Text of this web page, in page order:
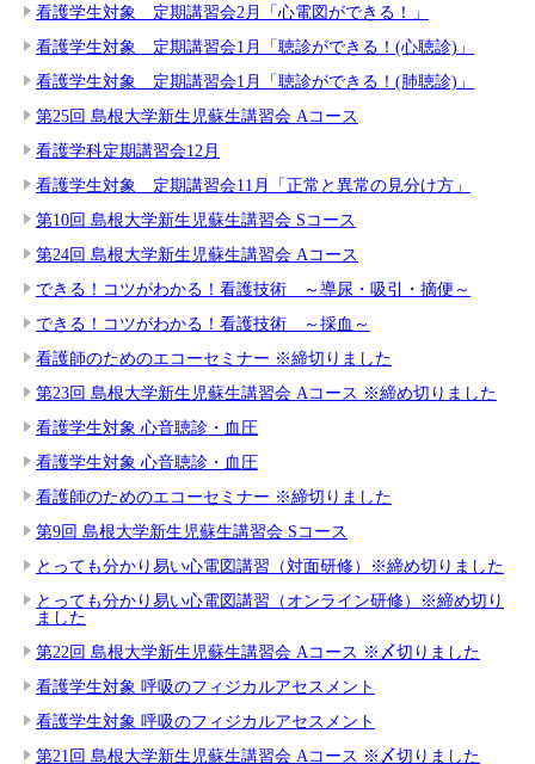
看護学生対象 定期講習会2月「心電図ができる！」
看護学生対象 定期講習会1月「聴診ができる！(心聴診)」
看護学生対象 定期講習会1月「聴診ができる！(肺聴診)」
第25回 島根大学新生児蘇生講習会 Aコース
看護学科定期講習会12月
看護学生対象 定期講習会11月「正常と異常の見分け方」
第10回 島根大学新生児蘇生講習会 Sコース
第24回 島根大学新生児蘇生講習会 Aコース
できる！コツがわかる！看護技術 ～導尿・吸引・摘便～
できる！コツがわかる！看護技術 ～採血～
看護師のためのエコーセミナー ※締切りました
第23回 島根大学新生児蘇生講習会 Aコース ※締め切りました
看護学生対象 心音聴診・血圧
看護学生対象 心音聴診・血圧
看護師のためのエコーセミナー ※締切りました
第9回 島根大学新生児蘇生講習会 Sコース
とっても分かり易い心電図講習（対面研修）※締め切りました
とっても分かり易い心電図講習（オンライン研修）※締め切り
ました
第22回 島根大学新生児蘇生講習会 Aコース ※〆切りました
看護学生対象 呼吸のフィジカルアセスメント
看護学生対象 呼吸のフィジカルアセスメント
第21回 島根大学新生児蘇生講習会 Aコース ※〆切りました